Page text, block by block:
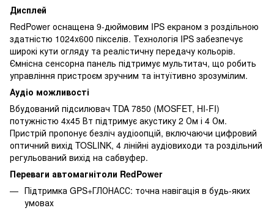
Дисплей
RedPower оснащена 9-дюймовим IPS екраном з роздільною
здатністю 1024x600 пікселів. Технологія IPS забезпечує
широкі кути огляду та реалістичну передачу кольорів.
Ємнісна сенсорна панель підтримує мультитач, що робить
управління пристроєм зручним та інтуїтивно зрозумілим.
Аудіо можливості
Вбудований підсилювач TDA 7850 (MOSFET, HI-FI)
потужністю 4x45 Вт підтримує акустику 2 Ом і 4 Ом.
Пристрій пропонує безліч аудіоопцій, включаючи цифровий
оптичний вихід TOSLINK, 4 лінійні аудіовиходи та роздільний
регульований вихід на сабвуфер.
Переваги автомагнітоли RedPower
Підтримка GPS+ГЛОНАСС: точна навігація в будь-яких
умовах